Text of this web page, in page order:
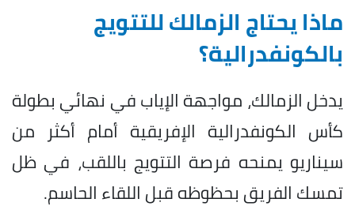
ماذا يحتاج الزمالك للتتويج
بالكونفدرالية؟
يدخل الزمالك، مواجهة الإياب في نهائي بطولة
كأس الكونفدرالية الإفريقية أمام أكثر من
سيناريو يمنحه فرصة التتويج باللقب، في ظل
تمسك الفريق بحظوظه قبل اللقاء الحاسم.